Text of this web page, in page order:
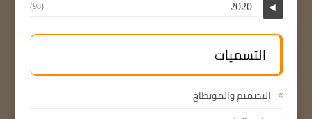
◄
2020
(98)
التسميات
التصميم والمونطاج